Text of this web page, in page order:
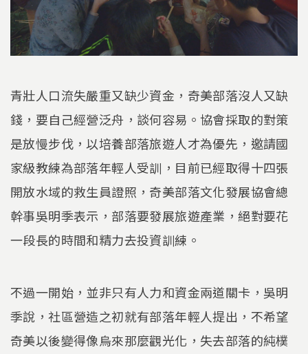
青壯人口流失嚴重又缺少資金，奇美部落沒人又缺
錢，要自己經營泛舟，談何容易。協會採取的對策
是放慢步伐，以培養部落旅遊人才為優先，邀請國
家級教練為部落年輕人受訓，目前已經取得十四張
開放水域的救生員證照，奇美部落文化發展協會總
幹事吳明季表示，部落要發展旅遊產業，絕對要花
一段長的時間和精力去投資訓練。
不過一開始，並非只有人力和資金兩道關卡，吳明
季說，社區營造之初就有部落年輕人提出，不希望
奇美以後變得像烏來那麼觀光化，失去部落的純樸